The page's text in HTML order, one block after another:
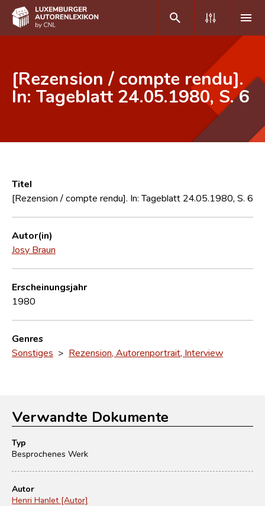
DE
Häufige Fragen und Antworten
CNL
Forschungsgruppe
Kontakt
[Rezension / compte rendu].
In: Tageblatt 24.05.1980, S. 6
Titel
[Rezension / compte rendu]. In: Tageblatt 24.05.1980, S. 6
Autor(in)
Josy Braun
Erscheinungsjahr
1980
Genres
Sonstiges > Rezension, Autorenportrait, Interview
Verwandte Dokumente
Typ
Besprochenes Werk
Autor
Henri Hanlet [Autor]